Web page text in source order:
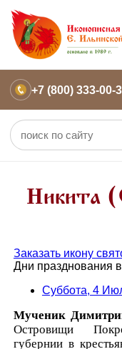
+7 (800) 333-00-
Никита
Заказать икону
Дни празднования
Суббота, 4
Мученик
Островищи
губернии в